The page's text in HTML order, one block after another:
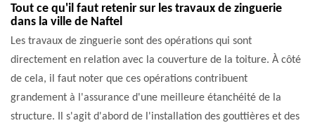
Tout ce qu'il faut retenir sur les travaux de zinguerie
dans la ville de Naftel
Les travaux de zinguerie sont des opérations qui sont
directement en relation avec la couverture de la toiture. À côté
de cela, il faut noter que ces opérations contribuent
grandement à l'assurance d'une meilleure étanchéité de la
structure. Il s'agit d'abord de l'installation des gouttières et des